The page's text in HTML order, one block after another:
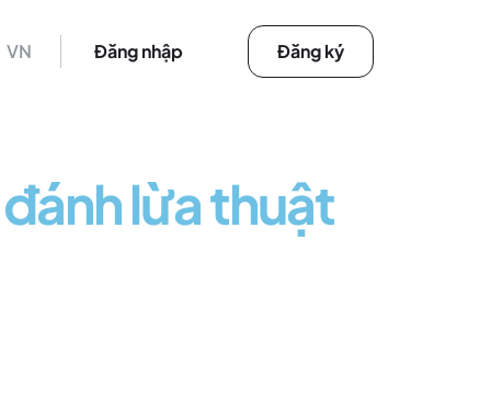
VN Đăng nhập Đăng ký
lừa thuật